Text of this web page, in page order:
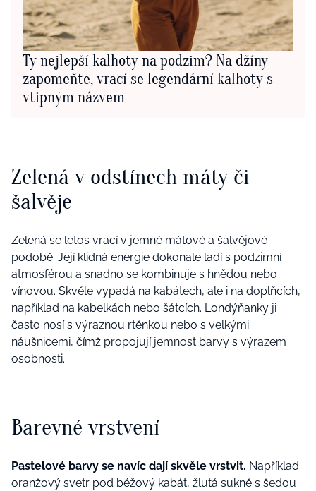
Ty nejlepší kalhoty na podzim? Na džíny
zapomeňte, vrací se legendární kalhoty s
vtipným názvem
Zelená v odstínech máty či
šalvěje
Zelená se letos vrací v jemné mátové a šalvějové
podobě. Její klidná energie dokonale ladí s podzimní
atmosférou a snadno se kombinuje s hnědou nebo
vínovou. Skvěle vypadá na kabátech, ale i na doplňcích,
například na kabelkách nebo šátcích. Londýňanky ji
často nosí s výraznou rtěnkou nebo s velkými
náušnicemi, čímž propojují jemnost barvy s výrazem
osobnosti.
Barevné vrstvení
Pastelové barvy se navíc dají skvěle vrstvit. Například
oranžový svetr pod béžový kabát, žlutá sukně s šedou